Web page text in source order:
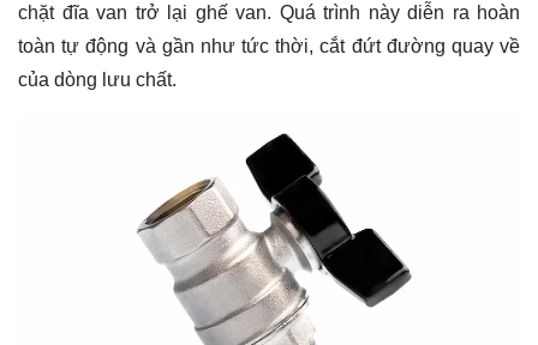
chặt đĩa van trở lại ghế van. Quá trình này diễn ra hoàn
toàn tự động và gần như tức thời, cắt đứt đường quay về
của dòng lưu chất.